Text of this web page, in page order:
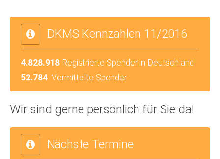
DKMS Kennzahlen 11/2016
4.828.918 Registrierte Spender in Deutschland
52.784 Vermittelte Spender
Wir sind gerne persönlich für Sie da!
Nächste Termine